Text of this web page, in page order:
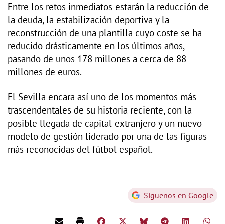
Entre los retos inmediatos estarán la reducción de
la deuda, la estabilización deportiva y la
reconstrucción de una plantilla cuyo coste se ha
reducido drásticamente en los últimos años,
pasando de unos 178 millones a cerca de 88
millones de euros.
El Sevilla encara así uno de los momentos más
trascendentales de su historia reciente, con la
posible llegada de capital extranjero y un nuevo
modelo de gestión liderado por una de las figuras
más reconocidas del fútbol español.
Síguenos en Google